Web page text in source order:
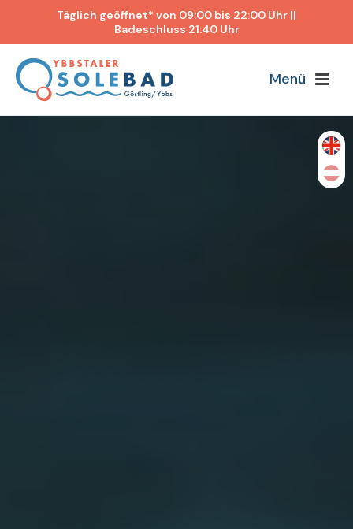
Täglich geöffnet* von 09:00 bis 22:00 Uhr ||
Badeschluss 21:40 Uhr